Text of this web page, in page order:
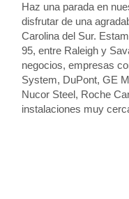
Haz una parada en
disfrutar de una
Carolina del Sur.
95, entre Raleigh y
negocios, empresas
System, DuPont, GE
Nucor Steel, Roche
instalaciones muy